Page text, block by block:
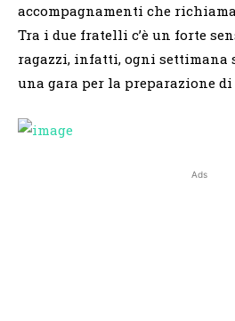
accompagnamenti che
Tra i due fratelli c’è un forte
ragazzi, infatti, ogni settimana
una gara per la preparazione
Ads